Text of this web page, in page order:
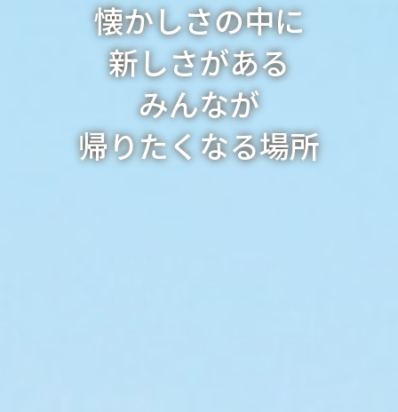
懐かしさの中に
新しさがある
みんなが
帰りたくなる場所